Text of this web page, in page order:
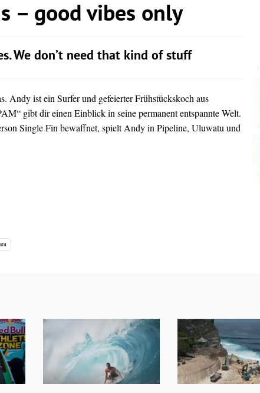
– good vibes only
We don’t need that kind of stuff
Andy ist ein Surfer und gefeierter Frühstückskoch aus
gibt dir einen Einblick in seine permanent entspannte Welt.
Single Fin bewaffnet, spielt Andy in Pipeline, Uluwatu und